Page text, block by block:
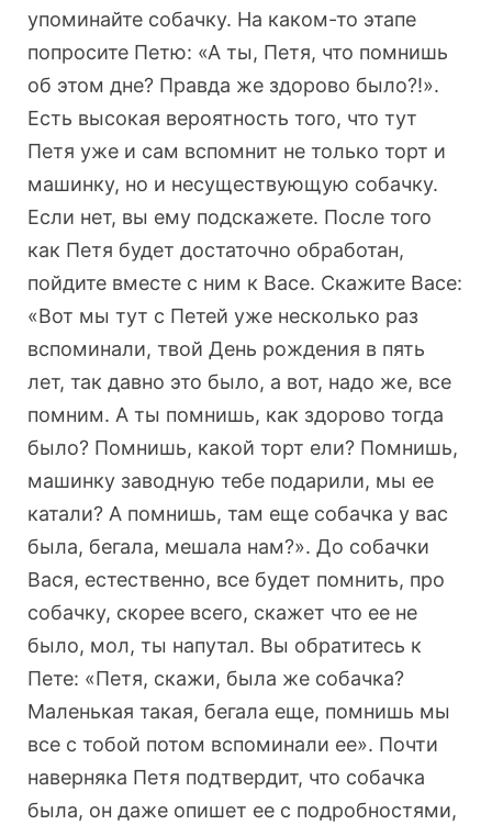
упоминайте собачку. На каком-то этапе
попросите Петю: «А ты, Петя, что помнишь
об этом дне? Правда же здорово было?!».
Есть высокая вероятность того, что тут
Петя уже и сам вспомнит не только торт и
машинку, но и несуществующую собачку.
Если нет, вы ему подскажете. После того
как Петя будет достаточно обработан,
пойдите вместе с ним к Васе. Скажите Васе:
«Вот мы тут с Петей уже несколько раз
вспоминали, твой День рождения в пять
лет, так давно это было, а вот, надо же, все
помним. А ты помнишь, как здорово тогда
было? Помнишь, какой торт ели? Помнишь,
машинку заводную тебе подарили, мы ее
катали? А помнишь, там еще собачка у вас
была, бегала, мешала нам?». До собачки
Вася, естественно, все будет помнить, про
собачку, скорее всего, скажет что ее не
было, мол, ты напутал. Вы обратитесь к
Пете: «Петя, скажи, была же собачка?
Маленькая такая, бегала еще, помнишь мы
все с тобой потом вспоминали ее». Почти
наверняка Петя подтвердит, что собачка
была, он даже опишет ее с подробностями,